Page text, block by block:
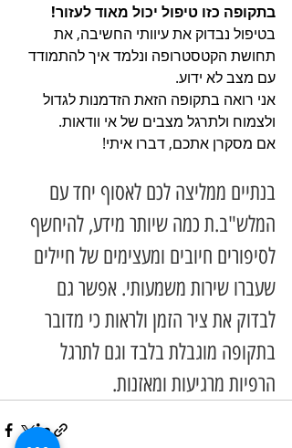
בתקופה כזו טיפול יכול מאוד לעזור!
בטיפול נבדוק את עיוותי החשיבה, את
תחושת הקטסטרופה ונלמד איך להתמודד
עם מצב לא ידוע.
אני רואה בתקופה הזאת הזדמנות לגדול
ולצמוח ולתרגל מצבים של אי וודאות.
אם מסקרן אתכם, דברו איתי!
בנתיים ממליצה לכם לאסוף יחד עם
המלש"ב.ת כמה שיותר מידע, להיחשף
לסיפורים חיובים ומעצימים של חיילים
שעברו שירות משמעותי. אפשר גם
לבדוק את ציר הזמן ולראות כי מדובר
בתקופה מוגבלת בלבד וגם לתרגל
הרפיות מרגיעות ומאזנות.